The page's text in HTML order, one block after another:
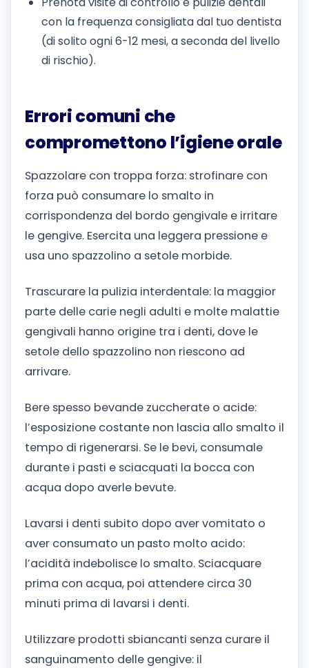
con la frequenza consigliata dal tuo dentista
(di solito ogni 6-12 mesi, a seconda del livello
di rischio).
Errori comuni che
compromettono l’igiene orale
Spazzolare con troppa forza: strofinare con
forza può consumare lo smalto in
corrispondenza del bordo gengivale e irritare
le gengive. Esercita una leggera pressione e
usa uno spazzolino a setole morbide.
Trascurare la pulizia interdentale: la maggior
parte delle carie negli adulti e molte malattie
gengivali hanno origine tra i denti, dove le
setole dello spazzolino non riescono ad
arrivare.
Bere spesso bevande zuccherate o acide:
l’esposizione costante non lascia allo smalto il
tempo di rigenerarsi. Se le bevi, consumale
durante i pasti e sciacquati la bocca con
acqua dopo averle bevute.
Lavarsi i denti subito dopo aver vomitato o
aver consumato un pasto molto acido:
l’acidità indebolisce lo smalto. Sciacquare
prima con acqua, poi attendere circa 30
minuti prima di lavarsi i denti.
Utilizzare prodotti sbiancanti senza curare il
sanguinamento delle gengive: il